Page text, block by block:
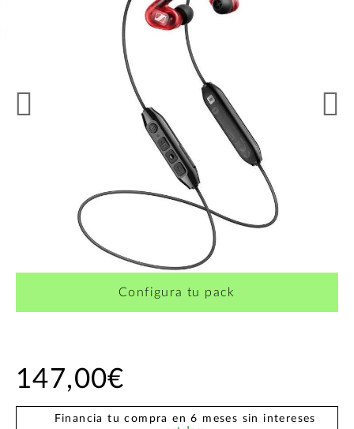
Configura tu pack
147,00€
Financia tu compra en 6 meses sin intereses